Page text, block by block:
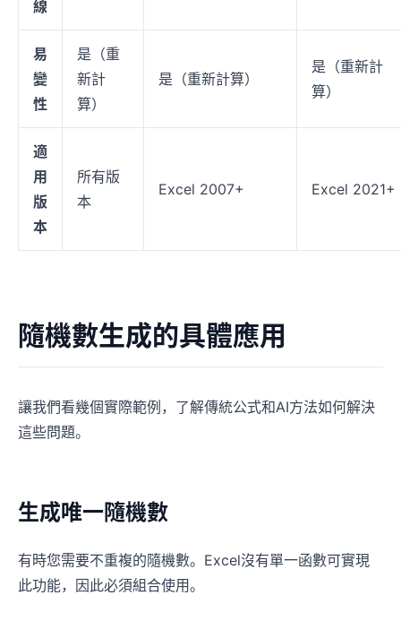
線
易
變
性
是（重
新計
算）
是（重新計算）
是（重新計
算）
適
用
版
本
所有版
本
Excel 2007+ Excel 2021+
隨機數生成的具體應用
讓我們看幾個實際範例，了解傳統公式和AI方法如何解決
這些問題。
生成唯一隨機數
有時您需要不重複的隨機數。Excel沒有單一函數可實現
此功能，因此必須組合使用。